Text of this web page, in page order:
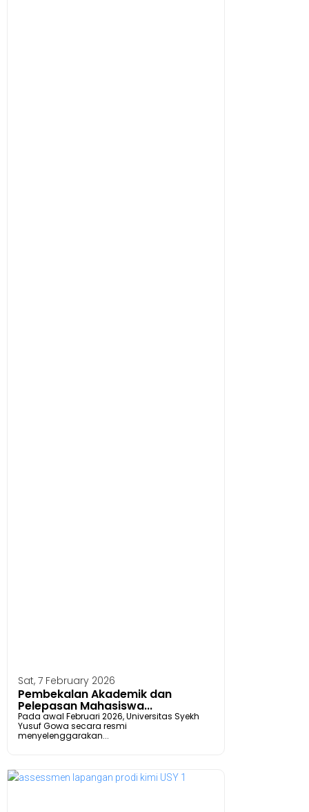
Sat, 7 February 2026
Pembekalan Akademik dan
Pelepasan Mahasiswa...
Pada awal Februari 2026, Universitas Syekh
Yusuf Gowa secara resmi
menyelenggarakan...